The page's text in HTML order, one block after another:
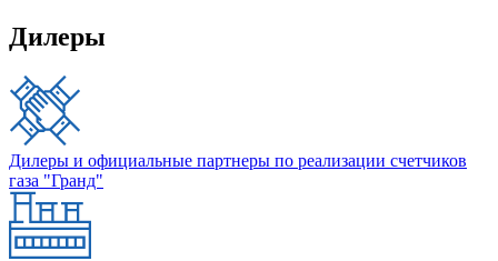
Дилеры
Дилеры и официальные партнеры по реализации счетчиков
газа "Гранд"